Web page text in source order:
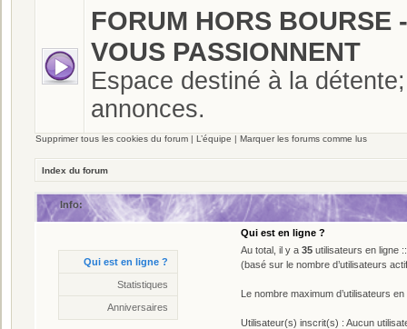
FORUM HORS BOURSE
VOUS PASSIONNENT
Espace destiné à la
annonces.
Supprimer tous les cookies du forum | L’équipe | Marquer les forums comme lus
Index du forum
Info:
Qui est en ligne ?
Qui est en ligne ?
Au total, il y a 35 utilisateurs en ligne
(basé sur le nombre d’utilisateurs
Le nombre maximum d’utilisateurs
Utilisateur(s) inscrit(s) : Aucun
Statistiques
Statistiques
*7929messages
*82sujets
* Notre membre le plus récent est
Anniversaires